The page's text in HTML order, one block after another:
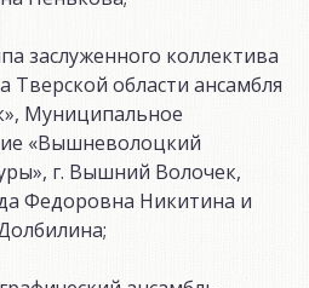
заслуженного коллектива
Тверской области ансамбля
Муниципальное
«Вышневолоцкий
г. Вышний Волочек,
Федоровна Никитина и